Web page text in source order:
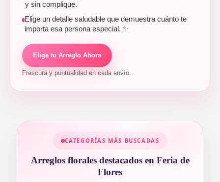
y sin complique.
Elige un detalle saludable que demuestra cuánto te
importa esa persona especial. ✨
Elige tu Arreglo Ahora
Frescura y puntualidad en cada envío.
CATEGORÍAS MÁS BUSCADAS
Arreglos florales destacados en Feria de
Flores